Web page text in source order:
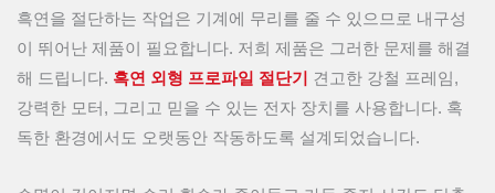
흑연을 절단하는 작업은 기계에 무리를 줄 수 있으므로 내구성
이 뛰어난 제품이 필요합니다. 저희 제품은 그러한 문제를 해결
해 드립니다. 흑연 외형 프로파일 절단기
견고한 강철 프레임,
강력한 모터, 그리고 믿을 수 있는 전자 장치를 사용합니다. 혹
독한 환경에서도 오랫동안 작동하도록 설계되었습니다.